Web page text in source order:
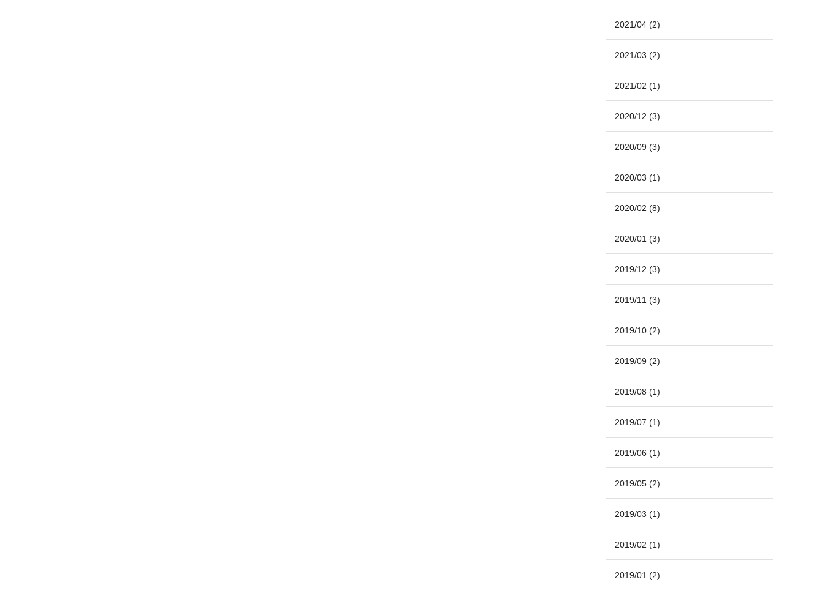
2021/04 (2)
2021/03 (2)
2021/02 (1)
2020/12 (3)
2020/09 (3)
2020/03 (1)
2020/02 (8)
2020/01 (3)
2019/12 (3)
2019/11 (3)
2019/10 (2)
2019/09 (2)
2019/08 (1)
2019/07 (1)
2019/06 (1)
2019/05 (2)
2019/03 (1)
2019/02 (1)
2019/01 (2)